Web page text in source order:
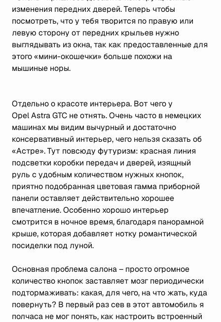
изменения передних дверей. Теперь чтобы
посмотреть, что у тебя творится по правую или
левую сторону от передних крыльев нужно
выглядывать из окна, так как предоставленные для
этого «мини-окошечки» больше похожи на
мышиные норы.
Отдельно о красоте интерьера. Вот чего у
Opel Astra GTC не отнять. Очень часто в немецких
машинах мы видим вычурный и достаточно
консервативный интерьер, чего нельзя сказать об
«Астре». Тут повсюду футуризм: красная линия
подсветки коробки передач и дверей, изящный
руль с удобным количеством нужных кнопок,
приятно подобранная цветовая гамма приборной
панели оставляет действительно хорошее
впечатление. Особенно хорошо интерьер
смотрится в ночное время, благодаря панорамной
крыше, которая добавляет нотку романтической
посиделки под луной.
Основная проблема салона – просто огромное
количество кнопок заставляет мозг периодически
подтормаживать: какая, для чего, на что жать, куда
повернуть? В первый раз сев в этот автомобиль я
полчаса не мог понять, как настроить встроенный